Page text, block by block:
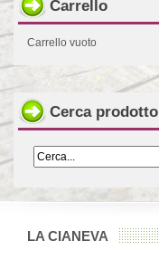
Carrello
Carrello vuoto
Cerca prodotto
LA CIANEVA